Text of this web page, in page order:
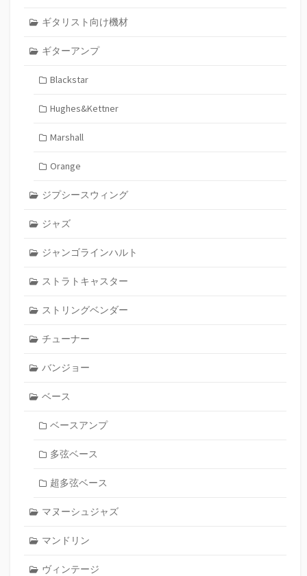
ギタリスト向け機材
ギターアンプ
Blackstar
Hughes&Kettner
Marshall
Orange
ジプシースウィング
ジャズ
ジャンゴラインハルト
ストラトキャスター
ストリングベンダー
チューナー
バンジョー
ベース
ベースアンプ
多弦ベース
超多弦ベース
マヌーシュジャズ
マンドリン
ヴィンテージ